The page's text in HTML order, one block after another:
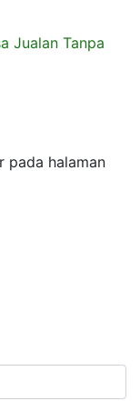
Jualan Tanpa
pada halaman